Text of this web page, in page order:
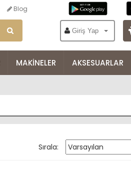
Blog
Giriş Yap
MAKINELER AKSESUARLAR
Sırala: